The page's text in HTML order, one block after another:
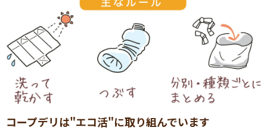
コープデリは"エコ活"に取り組んでいます